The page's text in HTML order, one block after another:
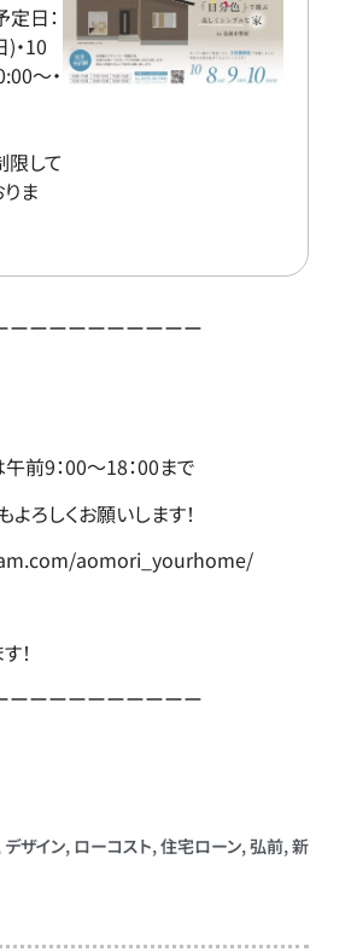
日：
・10
〜・
して
ま
ーーーーーーーーーー
前9：00～18：00まで
ろしくお願いします！
aomori_yourhome/
！
ーーーーーーーーーー
デザイン, ローコスト, 住宅ローン, 弘前, 新